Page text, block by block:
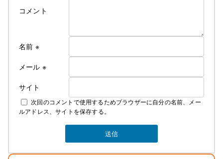
コメント
名前 ※
メール ※
サイト
次回のコメントで使用するためブラウザーに自分の名前、メー
ルアドレス、サイトを保存する。